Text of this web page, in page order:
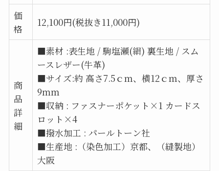
価
格
12,100円(税抜き11,000円)
商
品
詳
細
■素材 :表生地 / 駒塩瀬(絹) 裏生地 / スム
ースレザー(牛革)
■サイズ:約 高さ7.5ｃｍ、横12ｃｍ、厚さ
9ｍｍ
■収納 : ファスナーポケット×1 カードス
ロット×4
■撥水加工 : パールトーン社
■生産地 :（染色加工）京都、（縫製地）
大阪